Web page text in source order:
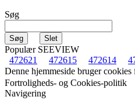
Søg
Populær SEEVIEW
472621
472615 472614
Denne hjemmeside bruger
Fortroligheds- og Cookies-politik
Navigering